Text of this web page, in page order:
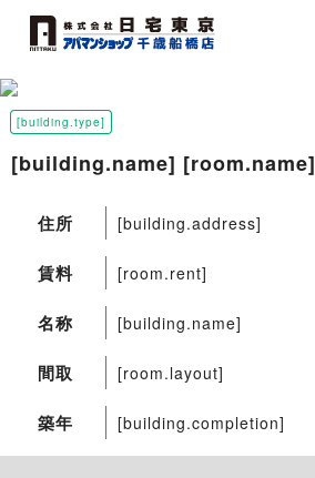
[building.type]
[building.name] [room.name]
住所 [building.address]
賃料 [room.rent]
名称 [building.name]
間取 [room.layout]
築年 [building.completion]